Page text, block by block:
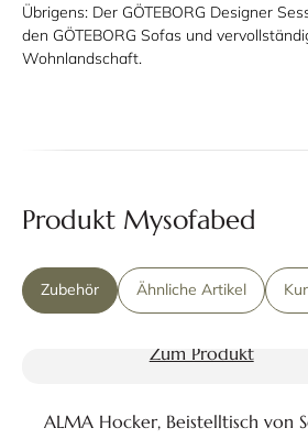
Übrigens: Der GÖTEBORG Designer
den GÖTEBORG Sofas und
Wohnlandschaft.
Produkt Mysofabed
Zubehör Ähnliche Artikel
Zum Produkt
ALMA Hocker, Beistelltisch von